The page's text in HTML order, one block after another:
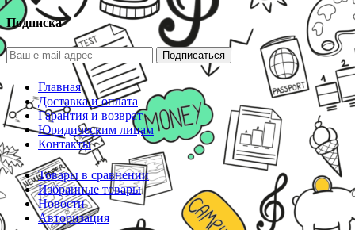
Подписка
Подписаться
Главная
Доставка и оплата
Гарантия и возврат
Юридическим лицам
Контакты
Товары в сравнении
Избранные товары
Новости
Авторизация